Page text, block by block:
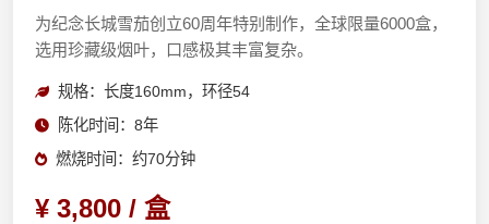
为纪念长城雪茄创立60周年特别制作，全球限量6000盒，
选用珍藏级烟叶，口感极其丰富复杂。
规格：长度160mm，环径54
陈化时间：8年
燃烧时间：约70分钟
¥ 3,800 / 盒